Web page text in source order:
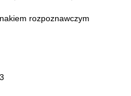
rozpoznawczym